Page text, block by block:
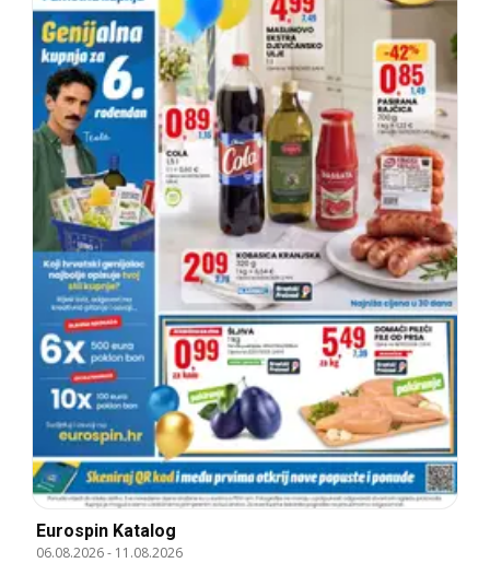
Eurospin Katalog
06.08.2026- 11.08.2026